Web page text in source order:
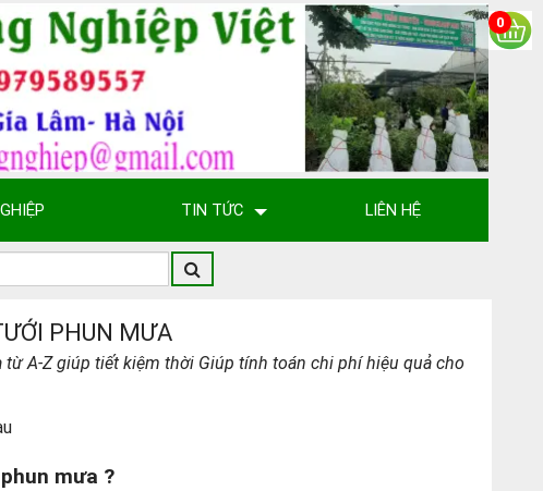
TIN TỨC LIÊN HỆ
0
PHUN MƯA
A-Z giúp tiết kiệm thời Giúp tính toán chi phí hiệu quả cho
mưa ?